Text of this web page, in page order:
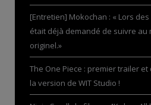
[Entretien] Mokochan : « Lors
était déjà demandé de suivre au
originel.»
The One Piece : premier trailer
la version de WIT Studio !